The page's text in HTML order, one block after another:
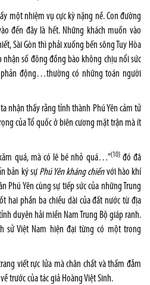
một nhiệm vụ cực kỳ nặng nề. Con đường
đến đây là hết. Những khách muốn vào
Sài Gòn thì phải xuống bến sông Tuy Hòa
số đông đồng bào không chịu nổi sức
phản động…thường có những toán người
nhận thấy rằng tỉnh thành Phú Yên cảm tử
của Tổ quốc ở biên cương mặt trận mà ít
xăm quá, mà có lẽ bé nhỏ quá…”(10)đó đã
bản ký sự Phú Yên kháng chiếnvới hào khí
Phú Yên cùng sự tiếp sức của những Trung
hai phần ba chiều dài của đất nước từ địa
duyên hải miền Nam Trung Bộ giáp ranh.
sử Việt Nam hiện đại từng có một trong
viết rực lửa mà chân chất và thấm đẫm
trước của tác giả Hoàng Việt Sinh.